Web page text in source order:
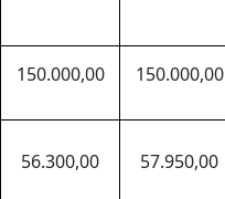
150.000,00 150.000,00
56.300,00 57.950,00